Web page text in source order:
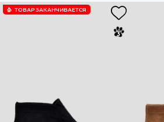
ТОВАР ЗАКАНЧИВАЕТСЯ